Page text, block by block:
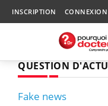
INSCRIPTION CONNEXION
QUESTION D'ACTU
Fake news